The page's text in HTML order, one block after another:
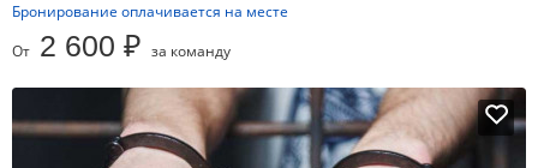
Бронирование оплачивается на месте
От 2 600 ₽ за команду